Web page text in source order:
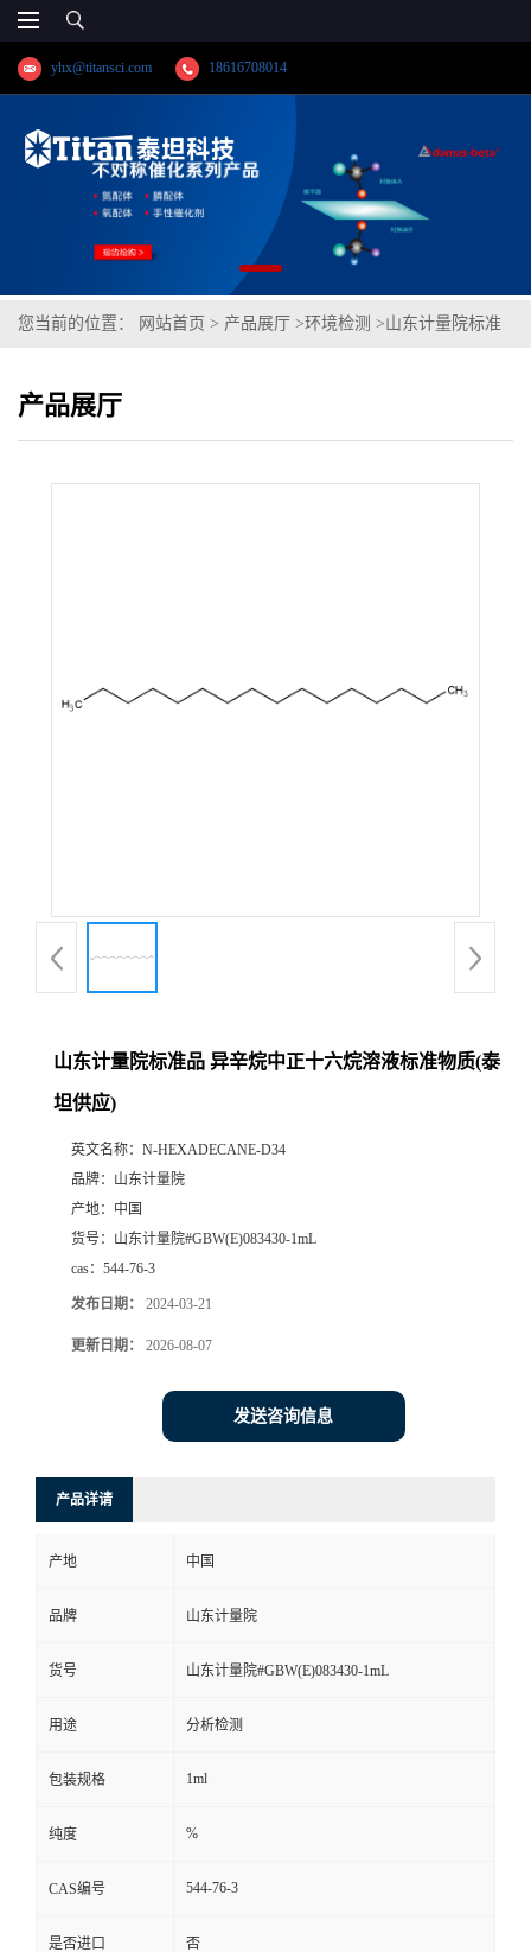
yhx@titansci.com 18616708014
您当前的位置： 网站首页 > 产品展厅 >环境检测 >山东计量院标准
产品展厅
山东计量院标准品 异辛烷中正十六烷溶液标准物质(泰
坦供应)
英文名称： N-HEXADECANE-D34
品牌： 山东计量院
产地： 中国
货号： 山东计量院#GBW(E)083430-1mL
cas： 544-76-3
发布日期： 2024-03-21
更新日期： 2026-08-07
发送咨询信息
产品详请
产地 中国
品牌 山东计量院
货号 山东计量院#GBW(E)083430-1mL
用途 分析检测
包装规格 1ml
纯度 %
CAS编号 544-76-3
是否进口 否